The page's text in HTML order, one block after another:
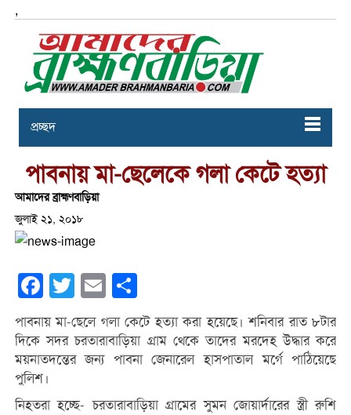
,
প্রচ্ছদ
পাবনায় মা-ছেলেকে গলা কেটে হত্যা
আমাদের ব্রাহ্মণবাড়িয়া
জুলাই ২১, ২০১৮
Facebook
Twitter Email
পাবনায় মা-ছেলে গলা কেটে হত্যা করা হয়েছে। শনিবার রাত ৮টার
দিকে সদর চরতারাবাড়িয়া গ্রাম থেকে তাদের মরদেহ উদ্ধার করে
ময়নাতদন্তের জন্য পাবনা জেনারেল হাসপাতাল মর্গে পাঠিয়েছে
পুলিশ।
নিহতরা হচ্ছে- চরতারাবাড়িয়া গ্রামের সুমন জোয়ার্দারের স্ত্রী রুশি